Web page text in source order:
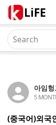
LiFE
아임
5
(중국어)외국